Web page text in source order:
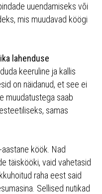
uuendamiseks või
mis muudavad köögi
lahenduse
keeruline ja kallis
on näidanud, et see ei
muudatustega saab
samas
köök. Nad
täiskööki, vaid vahetasid
raha eest said
Sellised nutikad